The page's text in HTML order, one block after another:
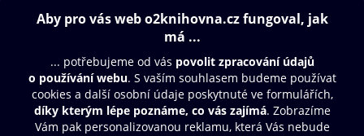
Obsah ke stažení
Moje O2 Knihovna